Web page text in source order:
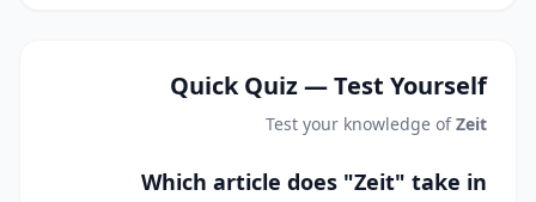
Quick Quiz — Test Yourself
Test your knowledge ofZeit
Which article does "Zeit" take in